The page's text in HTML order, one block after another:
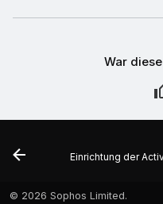
War
Einrichtung der
© 2026 Sophos Limited.